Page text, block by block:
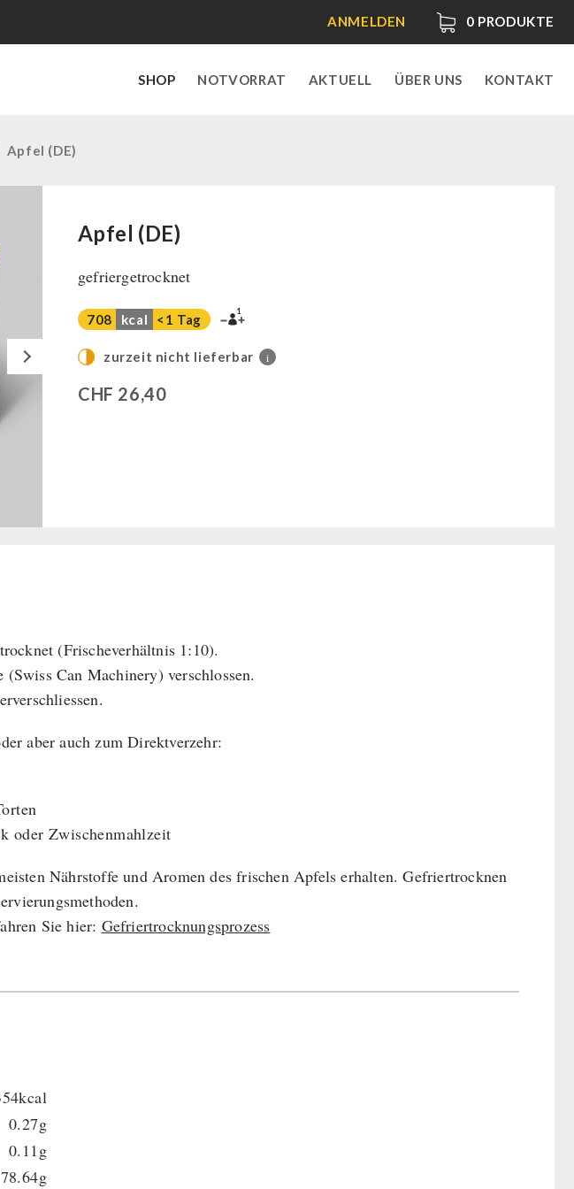
0 PRODUKTE
ANMELDEN
SHOP NOTVORRAT AKTUELL ÜBER UNS KONTAKT
Apfel (DE)
Apfel (DE)
gefriergetrocknet
708 kcal <1 Tag
1
zurzeit nicht lieferbar i
CHF 26,40
(Frischeverhältnis 1:10).
Can Machinery) verschlossen.
aber auch zum Direktverzehr:
oder Zwischenmahlzeit
Nährstoffe und Aromen des frischen Apfels erhalten. Gefriertrocknen
Sie hier: Gefriertrocknungsprozess
0.27g
0.11g
78.64g